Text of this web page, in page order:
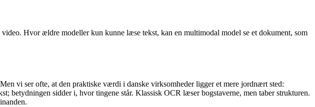
Hvor ældre modeller kun kunne læse tekst, kan en multimodal model se et dokument, som
vi ser ofte, at den praktiske værdi i danske virksomheder ligger et mere jordnært sted:
betydningen sidder i, hvor tingene står. Klassisk OCR læser bogstaverne, men taber strukturen.